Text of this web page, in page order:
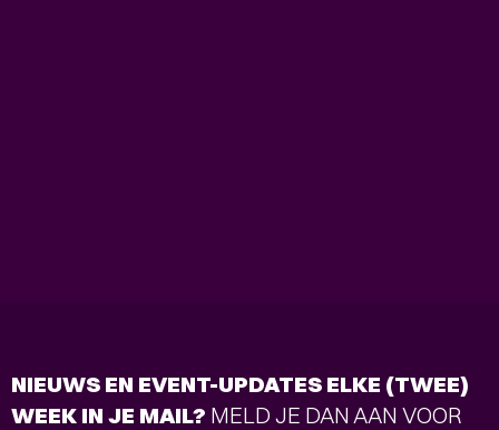
NIEUWS EN EVENT-UPDATES ELKE (TWEE)
WEEK IN JE MAIL? MELD JE DAN AAN VOOR